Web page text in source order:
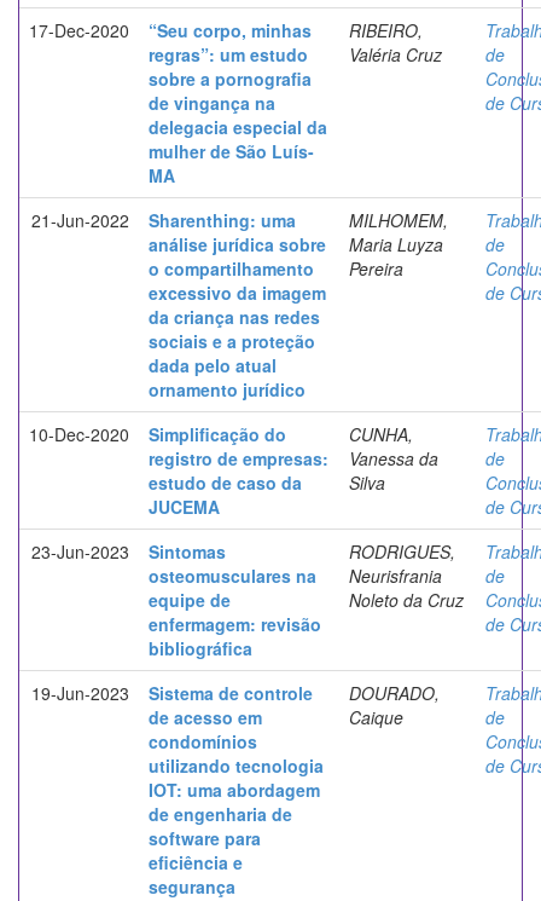
17-Dec-2020
“Seu corpo, minhas
regras”: um estudo
sobre a pornografia
de vingança na
delegacia especial da
mulher de São Luís-
MA
RIBEIRO,
Valéria Cruz
de
de
21-Jun-2022
Sharenthing: uma
análise jurídica sobre
o compartilhamento
excessivo da imagem
da criança nas redes
sociais e a proteção
dada pelo atual
ornamento jurídico
MILHOMEM,
Maria Luyza
Pereira
de
de
10-Dec-2020
Simplificação do
registro de empresas:
estudo de caso da
JUCEMA
CUNHA,
Vanessa da
Silva
de
de
23-Jun-2023
Sintomas
osteomusculares na
equipe de
enfermagem: revisão
bibliográfica
RODRIGUES,
Neurisfrania
Noleto da Cruz
de
de
19-Jun-2023
Sistema de controle
de acesso em
condomínios
utilizando tecnologia
IOT: uma abordagem
de engenharia de
software para
eficiência e
segurança
DOURADO,
Caique
de
de